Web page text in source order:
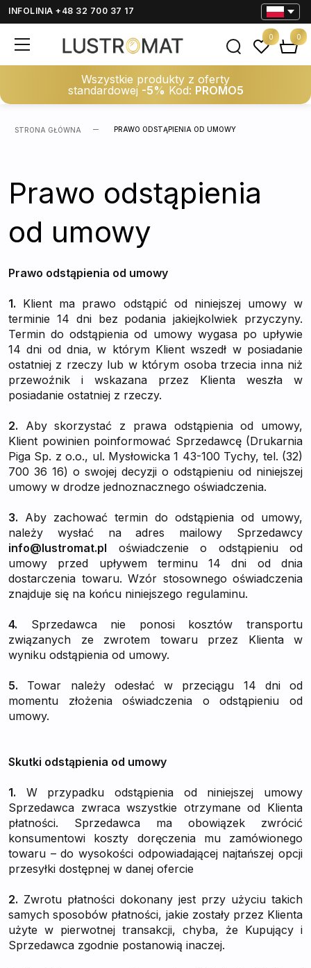
INFOLINIA +48 32 700 37 17
Wszystkie produkty z oferty
standardowej -5% Kod: PROMO5
0 0
STRONA GŁÓWNA PRAWO ODSTĄPIENIA OD UMOWY
Prawo odstąpienia
od umowy
Prawo odstąpienia od umowy
1. Klient ma prawo odstąpić od niniejszej umowy w
terminie 14 dni bez podania jakiejkolwiek przyczyny.
Termin do odstąpienia od umowy wygasa po upływie
14 dni od dnia, w którym Klient wszedł w posiadanie
ostatniej z rzeczy lub w którym osoba trzecia inna niż
przewoźnik i wskazana przez Klienta weszła w
posiadanie ostatniej z rzeczy.
2. Aby skorzystać z prawa odstąpienia od umowy,
Klient powinien poinformować Sprzedawcę (Drukarnia
Piga Sp. z o.o., ul. Mysłowicka 1 43-100 Tychy, tel. (32)
700 36 16) o swojej decyzji o odstąpieniu od niniejszej
umowy w drodze jednoznacznego oświadczenia.
3. Aby zachować termin do odstąpienia od umowy,
należy wysłać na adres mailowy Sprzedawcy
info@lustromat.pl oświadczenie o odstąpieniu od
umowy przed upływem terminu 14 dni od dnia
dostarczenia towaru. Wzór stosownego oświadczenia
znajduje się na końcu niniejszego regulaminu.
4. Sprzedawca nie ponosi kosztów transportu
związanych ze zwrotem towaru przez Klienta w
wyniku odstąpienia od umowy.
5. Towar należy odesłać w przeciągu 14 dni od
momentu złożenia oświadczenia o odstąpieniu od
umowy.
Skutki odstąpienia od umowy
1. W przypadku odstąpienia od niniejszej umowy
Sprzedawca zwraca wszystkie otrzymane od Klienta
płatności. Sprzedawca ma obowiązek zwrócić
konsumentowi koszty doręczenia mu zamówionego
towaru – do wysokości odpowiadającej najtańszej opcji
przesyłki dostępnej w danej ofercie
2. Zwrotu płatności dokonany jest przy użyciu takich
samych sposobów płatności, jakie zostały przez Klienta
użyte w pierwotnej transakcji, chyba, że Kupujący i
Sprzedawca zgodnie postanowią inaczej.